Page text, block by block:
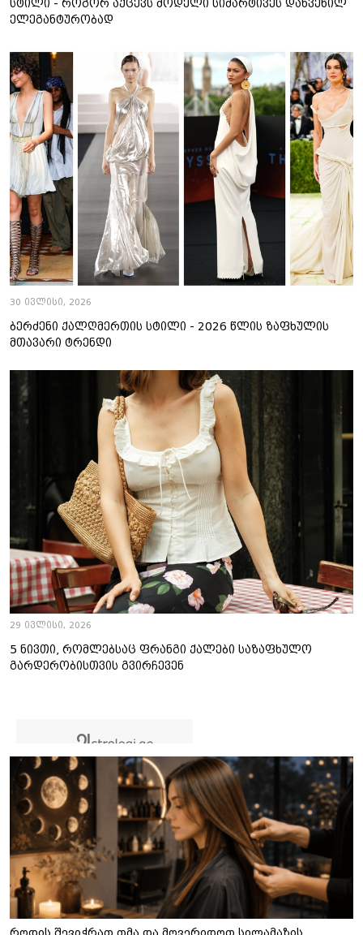
სტილი - როგორ აქცევს მოდელი სიმარტივეს დახვეწილ
ელეგანტურობად
30 ივლისი, 2026
ბერძენი ქალღმერთის სტილი - 2026 წლის ზაფხულის
მთავარი ტრენდი
29 ივლისი, 2026
5 ნივთი, რომლებსაც ფრანგი ქალები საზაფხულო
გარდერობისთვის გვირჩევენ